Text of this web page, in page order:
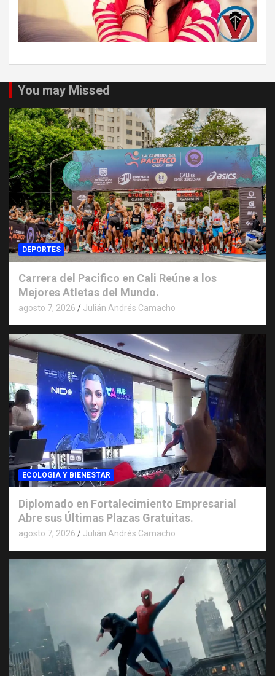
You may Missed
DEPORTES
Carrera del Pacifico en Cali Reúne a los
Mejores Atletas del Mundo.
agosto 7, 2026 Julián Andrés Camacho
ECOLOGIA Y BIENESTAR
Diplomado en Fortalecimiento Empresarial
Abre sus Últimas Plazas Gratuitas.
agosto 7, 2026 Julián Andrés Camacho